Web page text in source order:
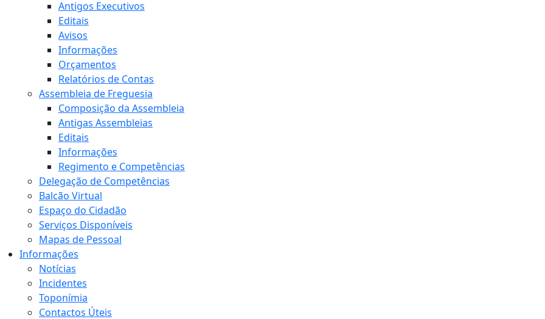
Antigos Executivos
Editais
Avisos
Informações
Orçamentos
Relatórios de Contas
Assembleia de Freguesia
Composição da Assembleia
Antigas Assembleias
Editais
Informações
Regimento e Competências
Delegação de Competências
Balcão Virtual
Espaço do Cidadão
Serviços Disponíveis
Mapas de Pessoal
Informações
Notícias
Incidentes
Toponímia
Contactos Úteis